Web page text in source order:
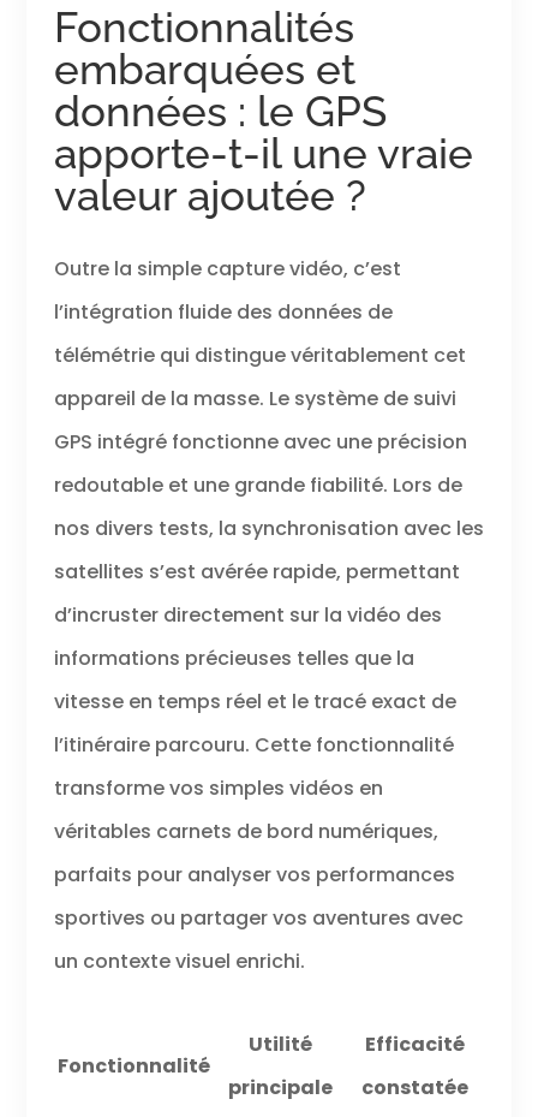
Fonctionnalités
embarquées et
données : le GPS
apporte-t-il une vraie
valeur ajoutée ?
Outre la simple capture vidéo, c’est
l’intégration fluide des données de
télémétrie qui distingue véritablement cet
appareil de la masse. Le système de suivi
GPS intégré fonctionne avec une précision
redoutable et une grande fiabilité. Lors de
nos divers tests, la synchronisation avec les
satellites s’est avérée rapide, permettant
d’incruster directement sur la vidéo des
informations précieuses telles que la
vitesse en temps réel et le tracé exact de
l’itinéraire parcouru. Cette fonctionnalité
transforme vos simples vidéos en
véritables carnets de bord numériques,
parfaits pour analyser vos performances
sportives ou partager vos aventures avec
un contexte visuel enrichi.
Fonctionnalité
Utilité
principale
Efficacité
constatée